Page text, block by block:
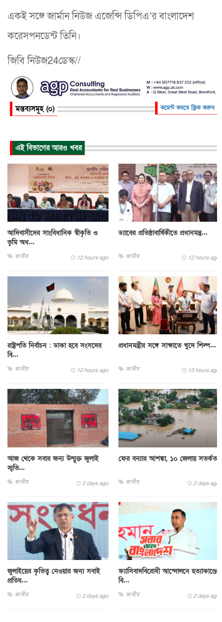
একই সঙ্গে জার্মান নিউজ এজেন্সি ডিপিএ’র বাংলাদেশ
করেসপনডেন্ট তিনি।
জিবি নিউজ24ডেস্ক//
মন্তব্যসমূহ (০) কমেন্ট করতে ক্লিক করুন
এই বিভাগের আরও খবর
আদিবাসীদের সাংবিধানিক স্বীকৃতি ও
ভূমি অধ...
জাতীয় 12 hours ago
ড্যাবের প্রতিষ্ঠাবার্ষিকীতে প্রধানমন্ত্র...
জাতীয় 12 hours ago
রাষ্ট্রপতি নির্বাচন : ডাকা হবে সংসদের
বি...
জাতীয় 12 hours ago
প্রধানমন্ত্রীর সঙ্গে সাক্ষাতে খুদে শিল্প...
জাতীয় 13 hours ago
আজ থেকে সবার জন্য উন্মুক্ত জুলাই
স্মৃতি...
জাতীয় 2 days ago
ফের বন্যার আশঙ্কা, ১০ জেলায় সতর্কতা
জাতীয় 2 days ago
জুলাইয়ের কৃতিত্ব নেওয়ার জন্য সবাই
প্রতিয...
জাতীয় 2 days ago
ফ্যাসিবাদবিরোধী আন্দোলনে হত্যাকাণ্ডের
বি...
জাতীয় 2 days ago